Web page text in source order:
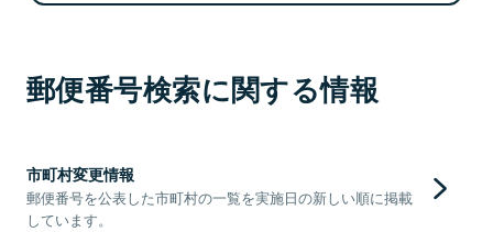
郵便番号検索に関する情報
市町村変更情報
郵便番号を公表した市町村の一覧を実施日の新しい順に掲載
しています。